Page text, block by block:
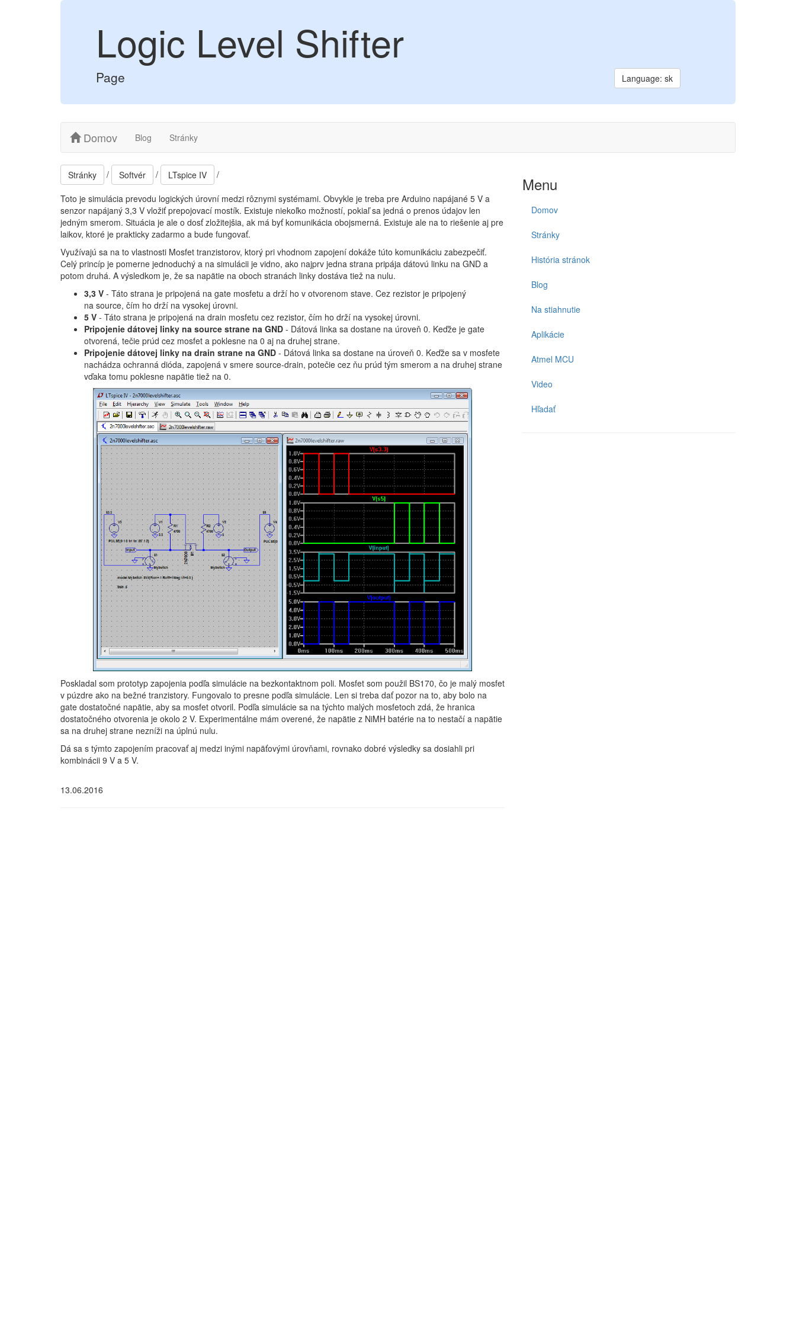
Logic Level Shifter
Page Language: sk
Domov Blog Stránky
Stránky / Softvér / LTspice IV /
Toto je simulácia prevodu logických úrovní medzi rôznymi systémami. Obvykle je treba pre Arduino napájané 5 V a
senzor napájaný 3,3 V vložiť prepojovací mostík. Existuje niekoľko možností, pokiaľ sa jedná o prenos údajov len
jedným smerom. Situácia je ale o dosť zložitejšia, ak má byť komunikácia obojsmerná. Existuje ale na to riešenie aj pre
laikov, ktoré je prakticky zadarmo a bude fungovať.
Využívajú sa na to vlastnosti Mosfet tranzistorov, ktorý pri vhodnom zapojení dokáže túto komunikáciu zabezpečiť.
Celý princíp je pomerne jednoduchý a na simulácii je vidno, ako najprv jedna strana pripája dátovú linku na GND a
potom druhá. A výsledkom je, že sa napätie na oboch stranách linky dostáva tiež na nulu.
3,3 V - Táto strana je pripojená na gate mosfetu a drží ho v otvorenom stave. Cez rezistor je pripojený
na source, čím ho drží na vysokej úrovni.
5 V - Táto strana je pripojená na drain mosfetu cez rezistor, čím ho drží na vysokej úrovni.
Pripojenie dátovej linky na source strane na GND - Dátová linka sa dostane na úroveň 0. Keďže je gate
otvorená, tečie prúd cez mosfet a poklesne na 0 aj na druhej strane.
Pripojenie dátovej linky na drain strane na GND - Dátová linka sa dostane na úroveň 0. Keďže sa v mosfete
nachádza ochranná dióda, zapojená v smere source-drain, potečie cez ňu prúd tým smerom a na druhej strane
vďaka tomu poklesne napätie tiež na 0.
Poskladal som prototyp zapojenia podľa simulácie na bezkontaktnom poli. Mosfet som použil BS170, čo je malý mosfet
v púzdre ako na bežné tranzistory. Fungovalo to presne podľa simulácie. Len si treba dať pozor na to, aby bolo na
gate dostatočné napätie, aby sa mosfet otvoril. Podľa simulácie sa na týchto malých mosfetoch zdá, že hranica
dostatočného otvorenia je okolo 2 V. Experimentálne mám overené, že napätie z NiMH batérie na to nestačí a napätie
sa na druhej strane nezníži na úplnú nulu.
Dá sa s týmto zapojením pracovať aj medzi inými napäťovými úrovňami, rovnako dobré výsledky sa dosiahli pri
kombinácii 9 V a 5 V.
13.06.2016
Menu
Domov
Stránky
História stránok
Blog
Na stiahnutie
Aplikácie
Atmel MCU
Video
Hľadať